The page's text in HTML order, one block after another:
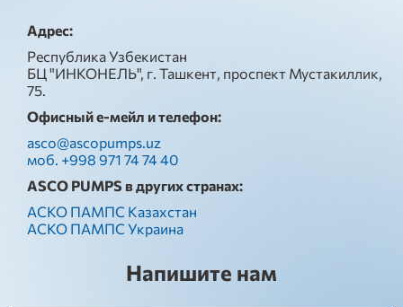
Адрес:
Республика Узбекистан
БЦ "ИНКОНЕЛЬ", г. Ташкент, проспект Мустакиллик,
75.
Офисный е-мейл и телефон:
asco@ascopumps.uz
моб. +998 971 74 74 40
ASCO PUMPS в других странах:
АСКО ПАМПС Казахстан
АСКО ПАМПС Украина
Напишите нам